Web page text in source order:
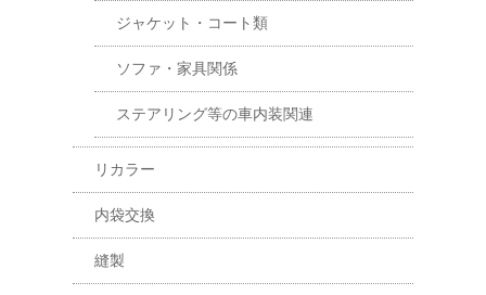
ジャケット・コート類
ソファ・家具関係
ステアリング等の車内装関連
リカラー
内袋交換
縫製